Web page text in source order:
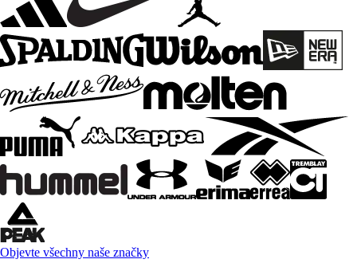
Objevte všechny naše značky